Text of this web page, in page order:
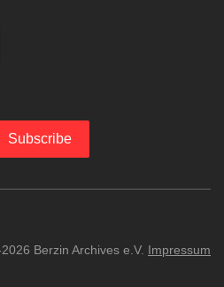
Subscribe
Berzin Archives e.V. Impressum